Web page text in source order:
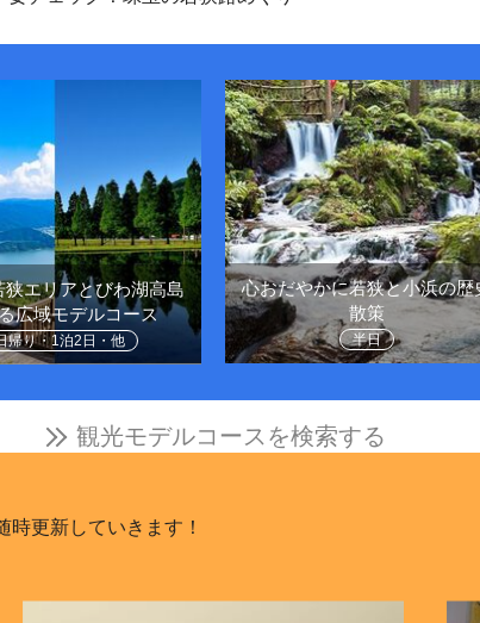
狭エリアとびわ湖高島
広域モデルコース
帰り・1泊2日・他
心おだやかに若狭と小浜の歴
散策
半日
観光モデルコースを検索する
時更新していきます！